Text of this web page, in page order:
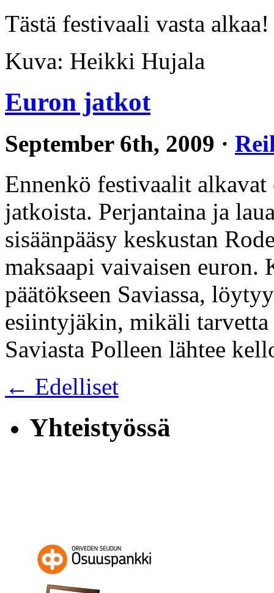
Tästä festivaali vasta alkaa!
Kuva: Heikki Hujala
Euron jatkot
September 6th, 2009 ·
Ennenkö festivaalit alkavat
jatkoista. Perjantaina ja
sisäänpääsy keskustan
maksaapi vaivaisen euron.
päätökseen Saviassa,
esiintyjäkin, mikäli
Saviasta Polleen lähtee
← Edelliset
Yhteistyössä